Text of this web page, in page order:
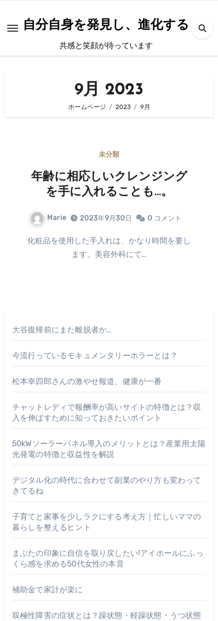
自分自身を発見し、進化する
共感と笑顔が待っています
9月 2023
ホームページ 2023 9月
未分類
年齢に相応しいクレンジング
を手に入れることも…。
Marie 2023年9月30日 0 コメント
化粧品を使用した手入れは、かなり時間を要し
ます。美容外科にて…
大谷復帰前にまた離脱者か…
今流行っているモキュメンタリーホラーとは？
松本幸四郎さんの激やせ報道、健康が一番
チャットレディで報酬率が高いサイトの特徴とは？収
入を伸ばすために知っておきたいポイント
50kWソーラーパネル導入のメリットとは？産業用太陽
光発電の特徴と収益性を解説
デジタル化の時代に合わせて副業のやり方も変わって
きてるね
子育てと家事を少しラクにする考え方｜忙しいママの
暮らしを整えるヒント
まぶたの印象に自信を取り戻したい!アイホールにふっ
くら感を求める50代女性の本音
補助金で家計が楽に
双極性障害の症状とは？躁状態・軽躁状態・うつ状態